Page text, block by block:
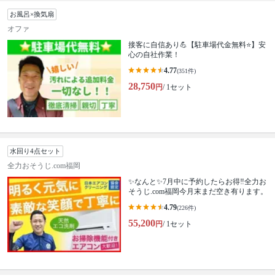
お風呂×換気扇
オファ
接客に自信あり💪【駐車場代金無料⭐️】安
心の自社作業！
4.77(351件)
28,750円/ 1セット
水回り4点セット
全力おそうじ.com福岡
✨なんと✨7月中に予約したらお得‼️全力お
そうじ.com福岡今月末まだ空き有ります。
4.79(226件)
55,200円/ 1セット